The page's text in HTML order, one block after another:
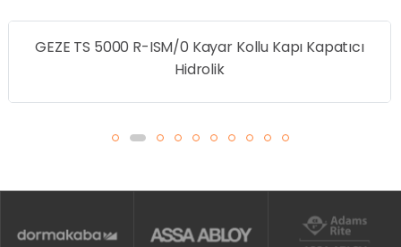
GEZE TS 5000 R-ISM/0 Kayar Kollu Kapı Kapatıcı
Hidrolik